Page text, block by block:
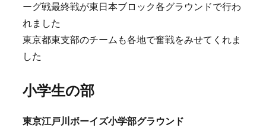
ーグ戦最終戦が東日本ブロック各グラウンドで行わ
れました
東京都東支部のチームも各地で奮戦をみせてくれま
した
小学生の部
東京江戸川ボーイズ小学部グラウンド